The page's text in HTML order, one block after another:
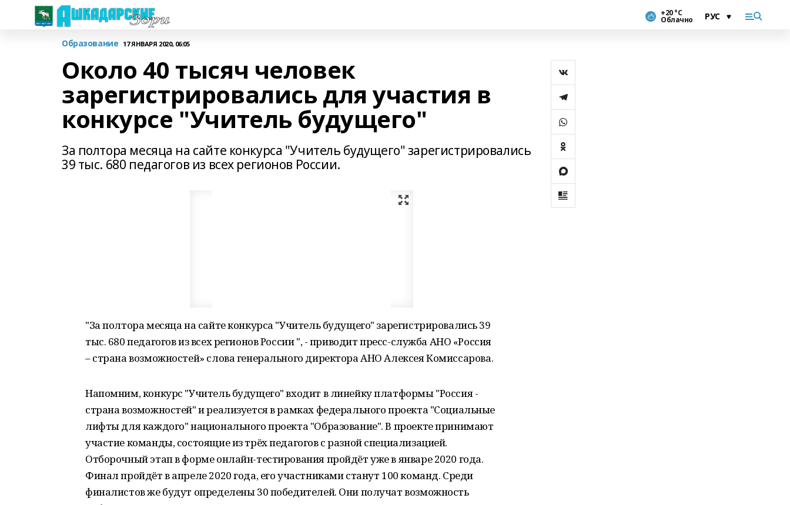
+20 °С
Облачно
Образование 17 ЯНВАРЯ 2020, 06:05
Около 40 тысяч человек
зарегистрировались для участия в
конкурсе "Учитель будущего"
За полтора месяца на сайте конкурса "Учитель будущего" зарегистрировались
39 тыс. 680 педагогов из всех регионов России.
"За полтора месяца на сайте конкурса "Учитель будущего" зарегистрировались 39
тыс. 680 педагогов из всех регионов России ", - приводит пресс-служба АНО «Россия
– страна возможностей» слова генерального директора АНО Алексея Комиссарова.
Напомним, конкурс "Учитель будущего" входит в линейку платформы "Россия -
страна возможностей" и реализуется в рамках федерального проекта "Социальные
лифты для каждого" национального проекта "Образование". В проекте принимают
участие команды, состоящие из трёх педагогов с разной специализацией.
Отборочный этап в форме онлайн-тестирования пройдёт уже в январе 2020 года.
Финал пройдёт в апреле 2020 года, его участниками станут 100 команд. Среди
финалистов же будут определены 30 победителей. Они получат возможность